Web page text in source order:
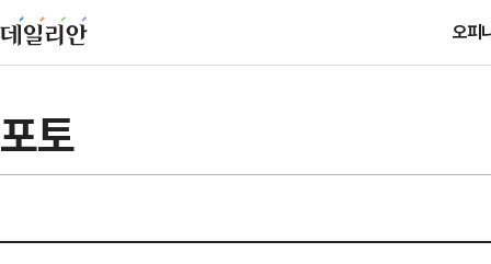
오피
포토